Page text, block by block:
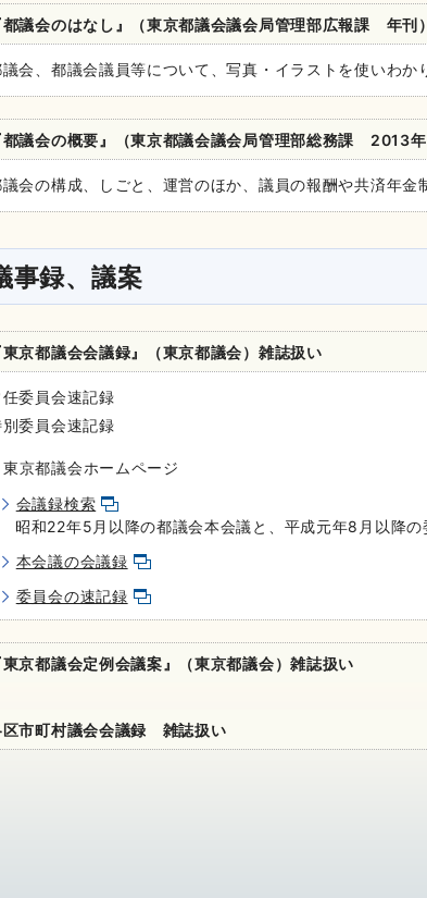
都議会のはなし』（東京都議会議会局管理部広報課 年
会、都議会議員等について、写真・イラストを使いわか
都議会の概要』（東京都議会議会局管理部総務課
会の構成、しごと、運営のほか、議員の報酬や共済年金
事録、議案
東京都議会会議録』（東京都議会）雑誌扱い
委員会速記録
委員会速記録
東京都議会ホームページ
会議録検索
昭和22年5月以降の都議会本会議と、平成元年8月以降の
本会議の会議録
委員会の速記録
東京都議会定例会議案』（東京都議会）雑誌扱い
区市町村議会会議録 雑誌扱い